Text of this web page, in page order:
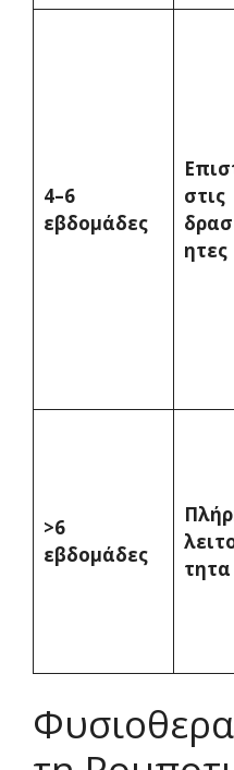
4–6
εβδομάδες
στις
ητες
>6
εβδομάδες
τητα